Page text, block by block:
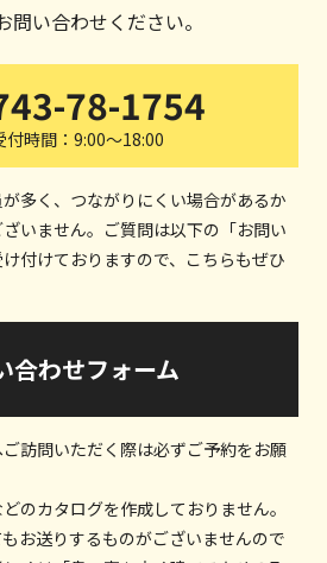
問い合わせください。
78-1754
付時間：9:00～18:00
多く、つながりにくい場合があるか
いません。ご質問は以下の「お問い
付けておりますので、こちらもぜひ
合わせフォーム
訪問いただく際は必ずご予約をお願
のカタログを作成しておりません。
お送りするものがございませんので